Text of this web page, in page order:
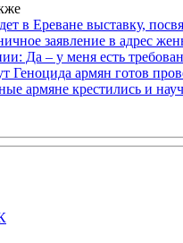
в Ереване выставку,
заявление в адрес
Да – у меня есть
Геноцида армян готов
армяне крестились и